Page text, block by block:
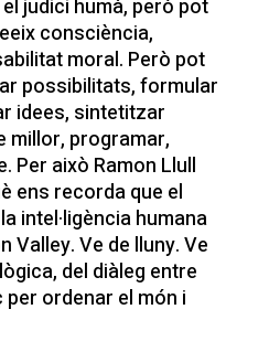
judici humà, però pot
consciència,
moral. Però pot
possibilitats, formular
idees, sintetitzar
millor, programar,
Per això Ramon Llull
ens recorda que el
intel·ligència humana
Valley. Ve de lluny. Ve
del diàleg entre
ordenar el món i